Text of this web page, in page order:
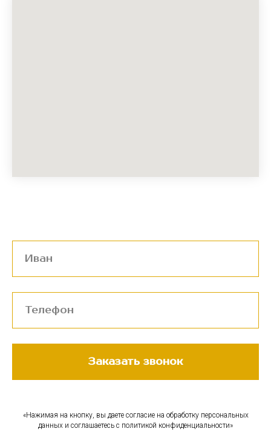
Заказать звонок
«Нажимая на кнопку, вы даете согласие на обработку персональных
данных и соглашаетесь c политикой конфиденциальности»